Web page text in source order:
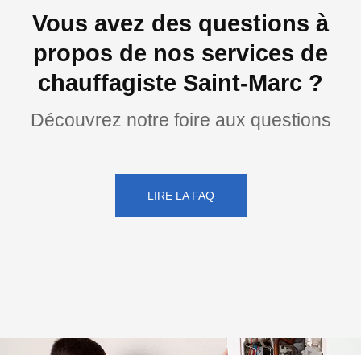
Vous avez des questions à
propos de nos services de
chauffagiste Saint-Marc ?
Découvrez notre foire aux questions
LIRE LA FAQ